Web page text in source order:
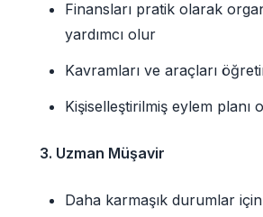
Finansları pratik olarak
yardımcı olur
Kavramları ve araçları
Kişiselleştirilmiş eylem planı
3. Uzman Müşavir
Daha karmaşık durumlar için